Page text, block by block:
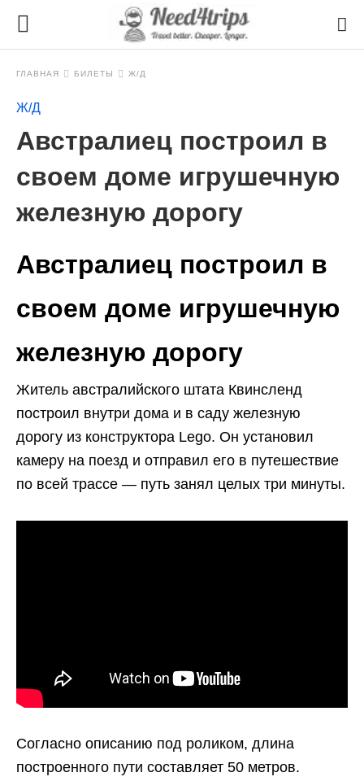
ГЛАВНАЯ БИЛЕТЫ Ж/Д
Ж/Д
Австралиец построил в
своем доме игрушечную
железную дорогу
Австралиец построил в
своем доме игрушечную
железную дорогу
Житель австралийского штата Квинсленд
построил внутри дома и в саду железную
дорогу из конструктора Lego. Он установил
камеру на поезд и отправил его в путешествие
по всей трассе — путь занял целых три минуты.
Согласно описанию под роликом, длина
построенного пути составляет 50 метров.